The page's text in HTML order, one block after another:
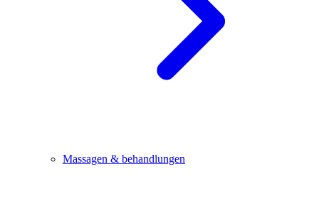
Massagen & behandlungen